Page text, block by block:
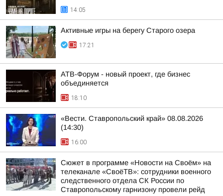
14:05
Активные игры на берегу Старого озера
17:21
АТВ-Форум - новый проект, где бизнес
объединяется
18:10
«Вести. Ставропольский край» 08.08.2026
(14:30)
16:00
Сюжет в программе «Новости на Своём» на
телеканале «СвоёТВ»: сотрудники военного
следственного отдела СК России по
Ставропольскому гарнизону провели рейд